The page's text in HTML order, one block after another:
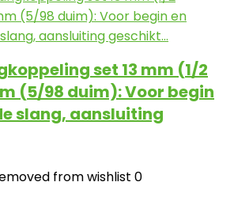
set 13 mm (1/2
(5/98 duim): Voor begin
slang, aansluiting
from wishlist 0